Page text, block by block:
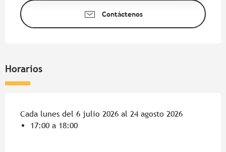
Contáctenos
Horarios
Cada lunes del 6 julio 2026 al 24 agosto 2026
17:00 a 18:00